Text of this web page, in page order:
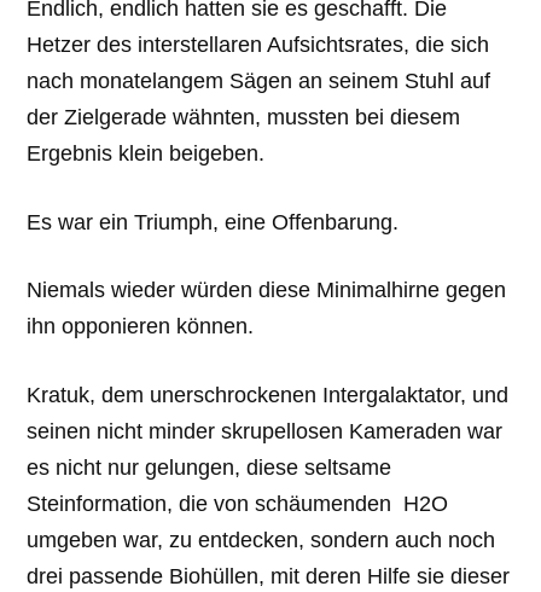
Endlich, endlich hatten sie es geschafft. Die
Hetzer des interstellaren Aufsichtsrates, die sich
nach monatelangem Sägen an seinem Stuhl auf
der Zielgerade wähnten, mussten bei diesem
Ergebnis klein beigeben.
Es war ein Triumph, eine Offenbarung.
Niemals wieder würden diese Minimalhirne gegen
ihn opponieren können.
Kratuk, dem unerschrockenen Intergalaktator, und
seinen nicht minder skrupellosen Kameraden war
es nicht nur gelungen, diese seltsame
Steinformation, die von schäumenden H2O
umgeben war, zu entdecken, sondern auch noch
drei passende Biohüllen, mit deren Hilfe sie dieser